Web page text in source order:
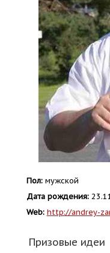
Пол:мужской
Дата рождения:
Web: http://andrey-
Призовые идеи